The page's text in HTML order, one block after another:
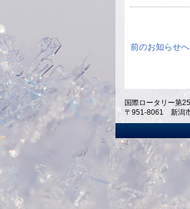
前のお知らせへ
国際ロータリー第
〒951-8061 新潟